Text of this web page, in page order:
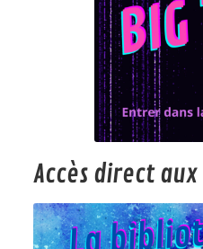
Accès direct